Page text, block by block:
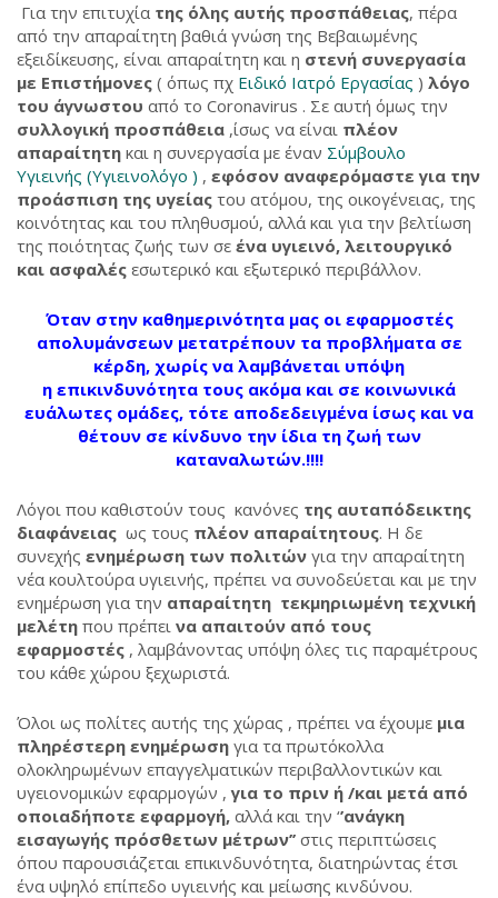
Για την επιτυχία της όλης αυτής προσπάθειας, πέρα
από την απαραίτητη βαθιά γνώση της Βεβαιωμένης
εξειδίκευσης, είναι απαραίτητη και η στενή συνεργασία
με Επιστήμονες ( όπως πχ Ειδικό Ιατρό Εργασίας ) λόγο
του άγνωστου από το Coronavirus . Σε αυτή όμως την
συλλογική προσπάθεια ,ίσως να είναι πλέον
απαραίτητη και η συνεργασία με έναν Σύμβουλο
Υγιεινής (Υγιεινολόγο ) , εφόσον αναφερόμαστε για την
προάσπιση της υγείας του ατόμου, της οικογένειας, της
κοινότητας και του πληθυσμού, αλλά και για την βελτίωση
της ποιότητας ζωής των σε ένα υγιεινό, λειτουργικό
και ασφαλές εσωτερικό και εξωτερικό περιβάλλον.
Όταν στην καθημερινότητα μας οι εφαρμοστές
απολυμάνσεων μετατρέπουν τα προβλήματα σε
κέρδη, χωρίς να λαμβάνεται υπόψη
η επικινδυνότητα τους ακόμα και σε κοινωνικά
ευάλωτες ομάδες, τότε αποδεδειγμένα ίσως και να
θέτουν σε κίνδυνο την ίδια τη ζωή των
καταναλωτών.!!!!
Λόγοι που καθιστούν τους κανόνες της αυταπόδεικτης
διαφάνειας ως τους πλέον απαραίτητους. Η δε
συνεχής ενημέρωση των πολιτών για την απαραίτητη
νέα κουλτούρα υγιεινής, πρέπει να συνοδεύεται και με την
ενημέρωση για την απαραίτητη τεκμηριωμένη τεχνική
μελέτη που πρέπει να απαιτούν από τους
εφαρμοστές , λαμβάνοντας υπόψη όλες τις παραμέτρους
του κάθε χώρου ξεχωριστά.
Όλοι ως πολίτες αυτής της χώρας , πρέπει να έχουμε μια
πληρέστερη ενημέρωση για τα πρωτόκολλα
ολοκληρωμένων επαγγελματικών περιβαλλοντικών και
υγειονομικών εφαρμογών ,για το πριν ή /και μετά από
οποιαδήποτε εφαρμογή, αλλά και την ‘’ανάγκη
εισαγωγής πρόσθετων μέτρων’’ στις περιπτώσεις
όπου παρουσιάζεται επικινδυνότητα, διατηρώντας έτσι
ένα υψηλό επίπεδο υγιεινής και μείωσης κινδύνου.